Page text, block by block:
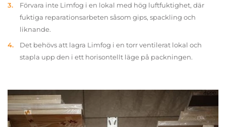
Förvara inte Limfog i en lokal med hög luftfuktighet, där
fuktiga reparationsarbeten såsom gips, spackling och
liknande.
Det behövs att lagra Limfog i en torr ventilerat lokal och
stapla upp den i ett horisontellt läge på packningen.